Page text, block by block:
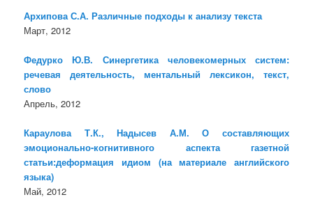
Архипова С.А. Различные подходы к анализу текста
Март, 2012
Федурко Ю.В. Синергетика человекомерных систем:
речевая деятельность, ментальный лексикон, текст,
слово
Апрель, 2012
Караулова Т.К., Надысев А.М. О составляющих
эмоционально-когнитивного аспекта газетной
статьи:деформация идиом (на материале английского
языка)
Май, 2012